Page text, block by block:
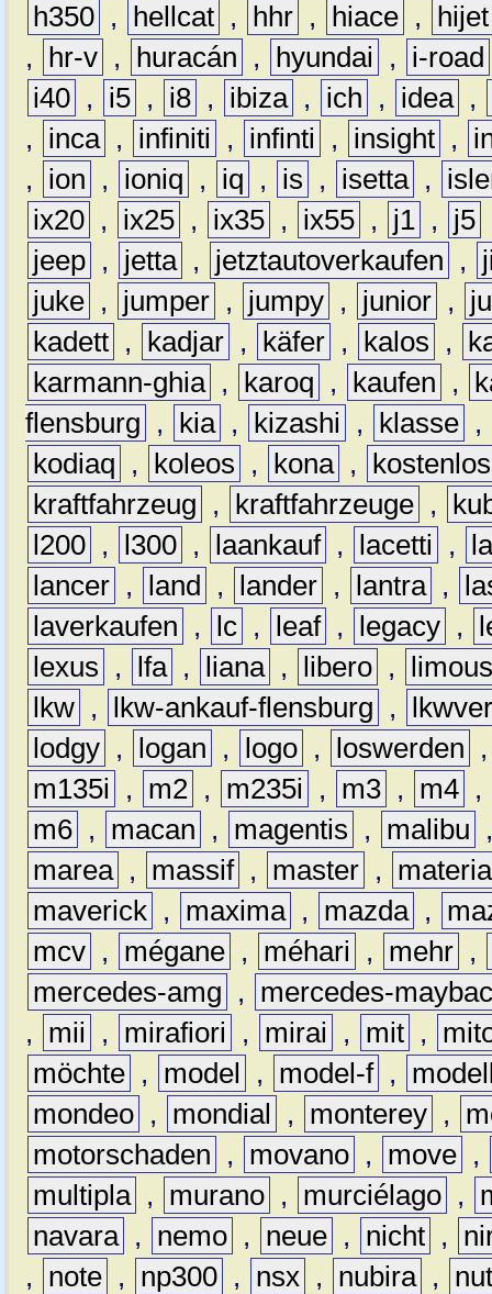
h350 , hellcat , hhr , hiace ,
hijet
,
hr-v , huracán , hyundai ,
i-road
i40 , i5 , i8 , ibiza , ich , idea ,
,
inca , infiniti , infinti , insight ,
,
ion , ioniq , iq , is , isetta ,
ix20 , ix25 , ix35 , ix55 , j1 , j5
jeep , jetta , jetztautoverkaufen ,
juke , jumper , jumpy , junior ,
kadett , kadjar , käfer , kalos ,
karmann-ghia , karoq , kaufen ,
flensburg
, kia , kizashi , klasse ,
kodiaq
, koleos , kona ,
kostenlos
kraftfahrzeug
, kraftfahrzeuge ,
l200 , l300 , laankauf , lacetti ,
lancer , land , lander , lantra ,
laverkaufen
, lc , leaf , legacy ,
lexus
, lfa , liana , libero ,
lkw , lkw-ankauf-flensburg ,
lodgy , logan , logo , loswerden
m135i
, m2 , m235i , m3 , m4 ,
m6 , macan , magentis , malibu
marea , massif , master ,
materia
maverick , maxima , mazda ,
mcv , mégane , méhari , mehr ,
mercedes-amg
,
mercedes-
,
mii , mirafiori , mirai , mit ,
möchte , model , model-f ,
mondeo , mondial , monterey ,
motorschaden
, movano , move ,
multipla , murano , murciélago ,
navara , nemo , neue , nicht ,
,
note , np300 , nsx , nubira ,